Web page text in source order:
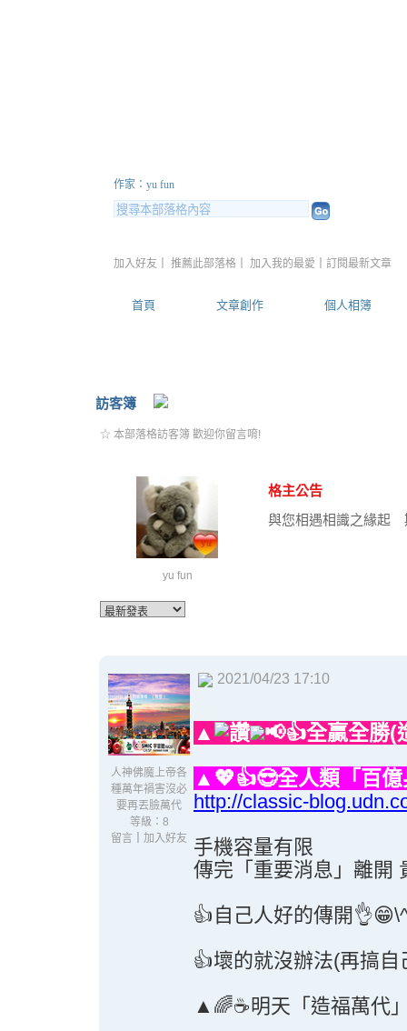
首頁 文章創作 個人相簿
加入好友 推薦此部落格 加入我的最愛 訂閱最新文章
作家：yu fun
訪客簿
☆ 本部落格訪客簿 歡迎你留言唷!
yu fun
格主公告
與您相遇相識之緣起
人神佛魔上帝各
種萬年禍害沒必
要再丟臉萬代
等級：8
留言
加入好友
2021/04/23 17:10
▲
📢👍全贏全
▲💖👍😎全人類「百
http://classic-
手機容量有限
傳完「重要消息」離開
👍自己人好的傳開
👍壞的就沒辦法(再搞
▲🌈☕明天 「造福萬